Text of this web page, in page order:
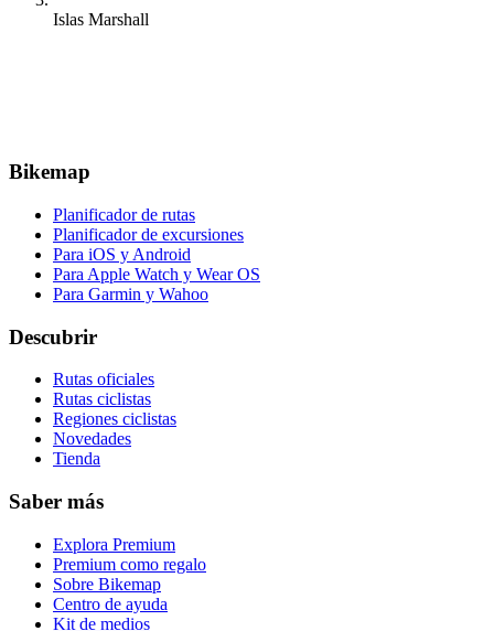
Islas Marshall
Bikemap
Planificador de rutas
Planificador de excursiones
Para iOS y Android
Para Apple Watch y Wear OS
Para Garmin y Wahoo
Descubrir
Rutas oficiales
Rutas ciclistas
Regiones ciclistas
Novedades
Tienda
Saber más
Explora Premium
Premium como regalo
Sobre Bikemap
Centro de ayuda
Kit de medios